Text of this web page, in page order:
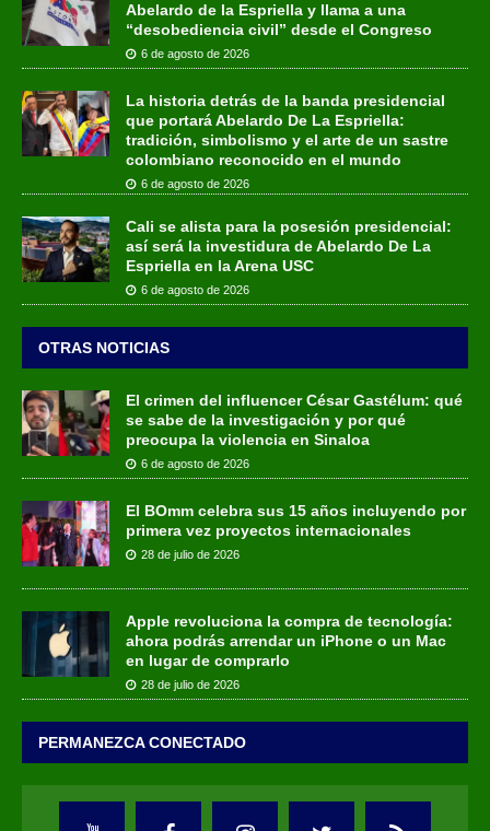
Abelardo de la Espriella y llama a una
“desobediencia civil” desde el Congreso
6 de agosto de 2026
La historia detrás de la banda presidencial
que portará Abelardo De La Espriella:
tradición, simbolismo y el arte de un sastre
colombiano reconocido en el mundo
6 de agosto de 2026
Cali se alista para la posesión presidencial:
así será la investidura de Abelardo De La
Espriella en la Arena USC
6 de agosto de 2026
OTRAS NOTICIAS
El crimen del influencer César Gastélum: qué
se sabe de la investigación y por qué
preocupa la violencia en Sinaloa
6 de agosto de 2026
El BOmm celebra sus 15 años incluyendo por
primera vez proyectos internacionales
28 de julio de 2026
Apple revoluciona la compra de tecnología:
ahora podrás arrendar un iPhone o un Mac
en lugar de comprarlo
28 de julio de 2026
PERMANEZCA CONECTADO